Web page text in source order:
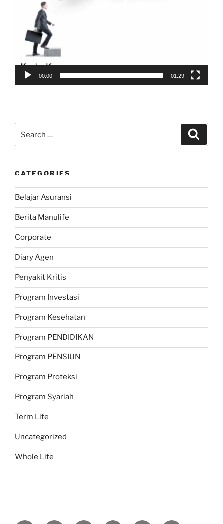
00:00 01:29
for:
CATEGORIES
Belajar Asuransi
Berita Manulife
Corporate
Diary Agen
Penyakit Kritis
Program Investasi
Program Kesehatan
Program PENDIDIKAN
Program PENSIUN
Program Proteksi
Program Syariah
Term Life
Uncategorized
Whole Life